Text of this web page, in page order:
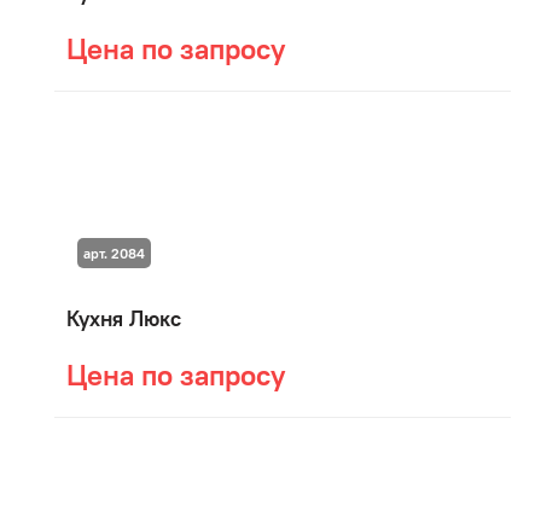
Цена по запросу
Кухня Люкс
Цена по запросу
арт. 2084